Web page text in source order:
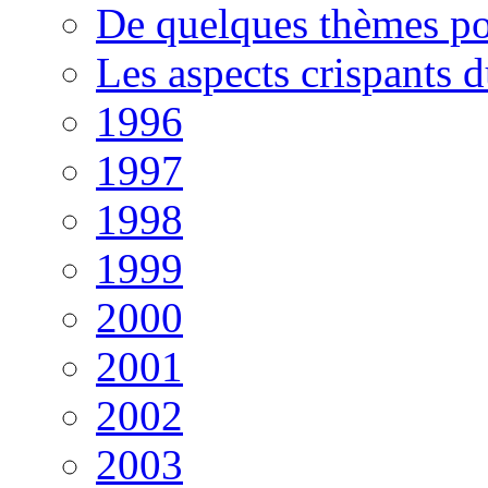
De quelques thèmes
Les aspects crispants
1996
1997
1998
1999
2000
2001
2002
2003